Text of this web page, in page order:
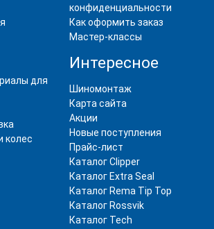
для
колес
конфиденциальности
Как оформить заказ
Мастер-классы
Интересное
Шиномонтаж
Карта сайта
Акции
Новые поступления
Прайс-лист
Каталог Clipper
Каталог Extra Seal
Каталог Rema Tip Top
Каталог Rossvik
Каталог Tech